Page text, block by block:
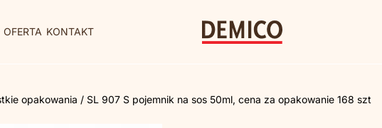
OFERTA KONTAKT
opakowania / SL 907 S pojemnik na sos 50ml, cena za opakowanie 168 szt